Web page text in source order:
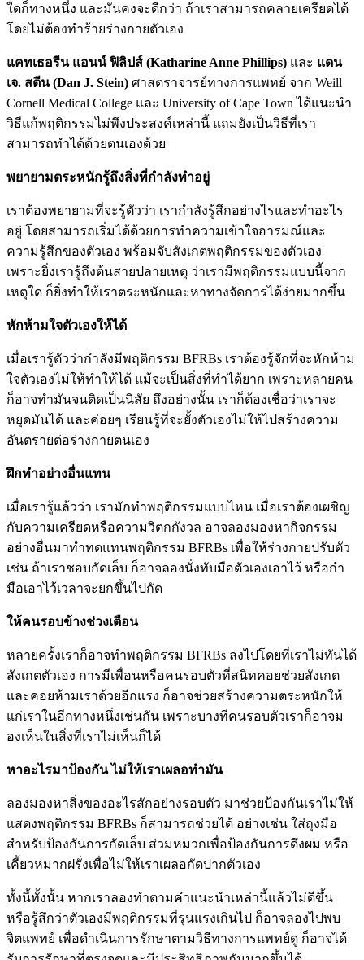
ใดก็ทางหนึ่ง และมันคงจะดีกว่า ถ้าเราสามารถคลายเครียดได้
โดยไม่ต้องทำร้ายร่างกายตัวเอง
แคทเธอรีน แอนน์ ฟิลิปส์ (Katharine Anne Phillips) และ แดน
เจ. สตีน (Dan J. Stein) ศาสตราจารย์ทางการแพทย์ จาก Weill
Cornell Medical College และ University of Cape Town ได้แนะนำ
วิธีแก้พฤติกรรมไม่พึงประสงค์เหล่านี้ แถมยังเป็นวิธีที่เรา
สามารถทำได้ด้วยตนเองด้วย
พยายามตระหนักรู้ถึงสิ่งที่กำลังทำอยู่
เราต้องพยายามที่จะรู้ตัวว่า เรากำลังรู้สึกอย่างไรและทำอะไร
อยู่ โดยสามารถเริ่มได้ด้วยการทำความเข้าใจอารมณ์และ
ความรู้สึกของตัวเอง พร้อมจับสังเกตพฤติกรรมของตัวเอง
เพราะยิ่งเรารู้ถึงต้นสายปลายเหตุ ว่าเรามีพฤติกรรมแบบนี้จาก
เหตุใด ก็ยิ่งทำให้เราตระหนักและหาทางจัดการได้ง่ายมากขึ้น
หักห้ามใจตัวเองให้ได้
เมื่อเรารู้ตัวว่ากำลังมีพฤติกรรม BFRBs เราต้องรู้จักที่จะหักห้าม
ใจตัวเองไม่ให้ทำให้ได้ แม้จะเป็นสิ่งที่ทำได้ยาก เพราะหลายคน
ก็อาจทำมันจนติดเป็นนิสัย ถึงอย่างนั้น เราก็ต้องเชื่อว่าเราจะ
หยุดมันได้ และค่อยๆ เรียนรู้ที่จะยั้งตัวเองไม่ให้ไปสร้างความ
อันตรายต่อร่างกายตนเอง
ฝึกทำอย่างอื่นแทน
เมื่อเรารู้แล้วว่า เรามักทำพฤติกรรมแบบไหน เมื่อเราต้องเผชิญ
กับความเครียดหรือความวิตกกังวล อาจลองมองหากิจกรรม
อย่างอื่นมาทำทดแทนพฤติกรรม BFRBs เพื่อให้ร่างกายปรับตัว
เช่น ถ้าเราชอบกัดเล็บ ก็อาจลองนั่งทับมือตัวเองเอาไว้ หรือกำ
มือเอาไว้เวลาจะยกขึ้นไปกัด
ให้คนรอบข้างช่วงเตือน
หลายครั้งเราก็อาจทำพฤติกรรม BFRBs ลงไปโดยที่เราไม่ทันได้
สังเกตตัวเอง การมีเพื่อนหรือคนรอบตัวที่สนิทคอยช่วยสังเกต
และคอยห้ามเราด้วยอีกแรง ก็อาจช่วยสร้างความตระหนักให้
แก่เราในอีกทางหนึ่งเช่นกัน เพราะบางทีคนรอบตัวเราก็อาจม
องเห็นในสิ่งที่เราไม่เห็นก็ได้
หาอะไรมาป้องกัน ไม่ให้เราเผลอทำมัน
ลองมองหาสิ่งของอะไรสักอย่างรอบตัว มาช่วยป้องกันเราไม่ให้
แสดงพฤติกรรม BFRBs ก็สามารถช่วยได้ อย่างเช่น ใส่ถุงมือ
สำหรับป้องกันการกัดเล็บ ส่วมหมวกเพื่อป้องกันการดึงผม หรือ
เคี้ยวหมากฝรั่งเพื่อไม่ให้เราเผลอกัดปากตัวเอง
ทั้งนี้ทั้งนั้น หากเราลองทำตามคำแนะนำเหล่านี้แล้วไม่ดีขึ้น
หรือรู้สึกว่าตัวเองมีพฤติกรรมที่รุนแรงเกินไป ก็อาจลองไปพบ
จิตแพทย์ เพื่อดำเนินการรักษาตามวิธีทางการแพทย์ดู ก็อาจได้